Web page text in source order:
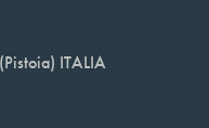
ITALIA